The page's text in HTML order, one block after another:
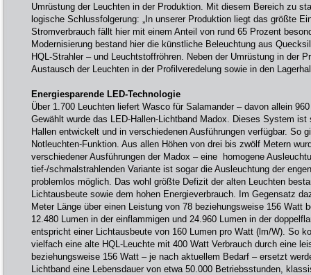
Umrüstung der Leuchten in der Produktion. Mit diesem Bereich zu
logische Schlussfolgerung: „In unserer Produktion liegt das größte
Stromverbrauch fällt hier mit einem Anteil von rund 65 Prozent
Modernisierung bestand hier die künstliche Beleuchtung aus
HQL-Strahler – und Leuchtstoffröhren. Neben der Umrüstung in der
Austausch der Leuchten in der Profilveredelung sowie in den
Energiesparende LED-Technologie
Über 1.700 Leuchten liefert Wasco für Salamander – davon allein
Gewählt wurde das LED-Hallen-Lichtband Madox. Dieses System
Hallen entwickelt und in verschiedenen Ausführungen verfügbar. So
Notleuchten-Funktion. Aus allen Höhen von drei bis zwölf Metern
verschiedener Ausführungen der Madox – eine homogene
tief-/schmalstrahlenden Variante ist sogar die Ausleuchtung der
problemlos möglich. Das wohl größte Defizit der alten Leuchten
Lichtausbeute sowie dem hohen Energieverbrauch. Im Gegensatz
Meter Länge über einen Leistung von 78 beziehungsweise 156 Watt
12.480 Lumen in der einflammigen und 24.960 Lumen in der
entspricht einer Lichtausbeute von 160 Lumen pro Watt (lm/W). So
vielfach eine alte HQL-Leuchte mit 400 Watt Verbrauch durch eine
beziehungsweise 156 Watt – je nach aktuellem Bedarf – ersetzt
Lichtband eine Lebensdauer von etwa 50.000 Betriebsstunden,